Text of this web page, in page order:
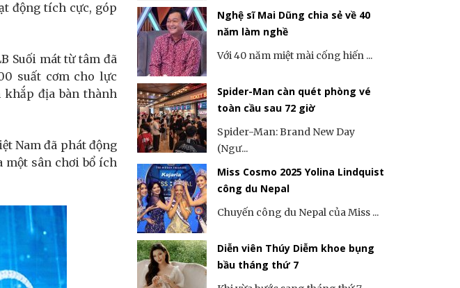
động tích cực, góp
Suối mát từ tâm đã
suất cơm cho lực
khắp địa bàn thành
Nam đã phát động
một sân chơi bổ ích
Nghệ sĩ Mai Dũng chia sẻ về 40
năm làm nghề
Với 40 năm miệt mài cống hiến ...
Spider-Man càn quét phòng vé
toàn cầu sau 72 giờ
Spider-Man: Brand New Day
(Ngư...
Miss Cosmo 2025 Yolina Lindquist
công du Nepal
Chuyến công du Nepal của Miss ...
Diễn viên Thúy Diễm khoe bụng
bầu tháng thứ 7